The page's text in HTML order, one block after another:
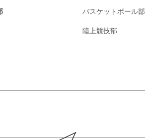
バスケットボール部
陸上競技部